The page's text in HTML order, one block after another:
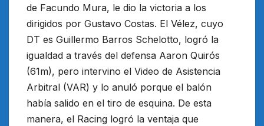
de Facundo Mura, le dio la victoria a los
dirigidos por Gustavo Costas. El Vélez, cuyo
DT es Guillermo Barros Schelotto, logró la
igualdad a través del defensa Aaron Quirós
(61m), pero intervino el Video de Asistencia
Arbitral (VAR) y lo anuló porque el balón
había salido en el tiro de esquina. De esta
manera, el Racing logró la ventaja que